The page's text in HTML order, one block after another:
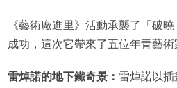
《藝術廠進里》活動承襲了「破
成功，這次它帶來了五位年青藝術
雷焯諾的地下鐵奇景： 雷焯諾以插